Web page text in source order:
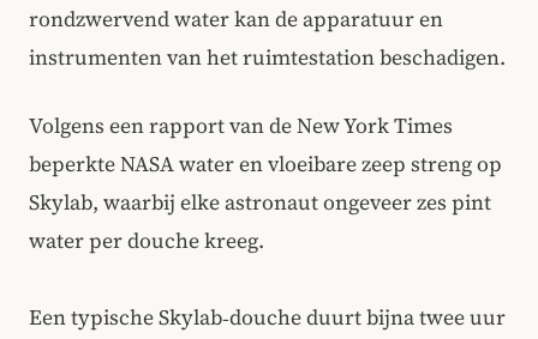
rondzwervend water kan de apparatuur en
instrumenten van het ruimtestation beschadigen.
Volgens een rapport van de New York Times
beperkte NASA water en vloeibare zeep streng op
Skylab, waarbij elke astronaut ongeveer zes pint
water per douche kreeg.
Een typische Skylab‑douche duurt bijna twee uur